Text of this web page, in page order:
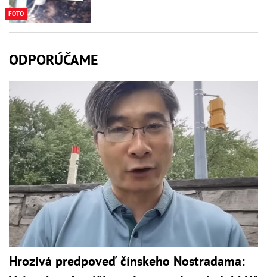
FOTO
ODPORÚČAME
Hrozivá predpoveď čínskeho Nostradama: